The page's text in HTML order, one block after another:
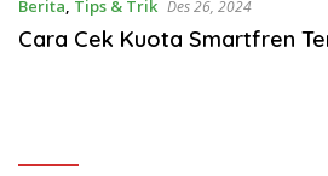
Berita, Tips & Trik Des 26, 2024
Cara Cek Kuota Smartfren